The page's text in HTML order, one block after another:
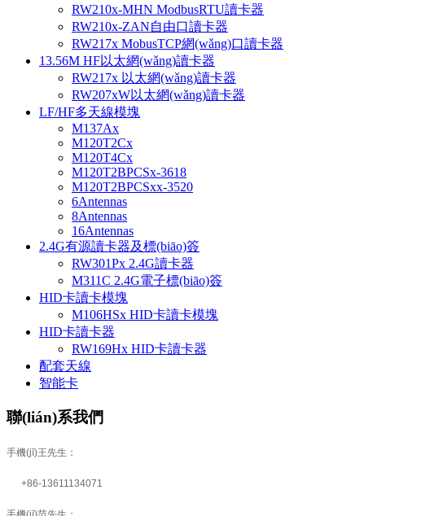
RW210x-MHN ModbusRTU讀卡器
RW210x-ZAN自由口讀卡器
RW217x MobusTCP網(wǎng)口讀卡器
13.56M HF以太網(wǎng)讀卡器
RW217x 以太網(wǎng)讀卡器
RW207xW以太網(wǎng)讀卡器
LF/HF多天線模塊
M137Ax
M120T2Cx
M120T4Cx
M120T2BPCSx-3618
M120T2BPCSxx-3520
6Antennas
8Antennas
16Antennas
2.4G有源讀卡器及標(biāo)簽
RW301Px 2.4G讀卡器
M311C 2.4G電子標(biāo)簽
HID卡讀卡模塊
M106HSx HID卡讀卡模塊
HID卡讀卡器
RW169Hx HID卡讀卡器
配套天線
智能卡
聯(lián)系我們
手機(jī)王先生：
+86-13611134071